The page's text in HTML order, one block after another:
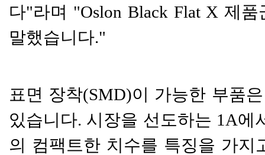
다"라며 "Oslon Black FlatX 제품
말했습니다."
표면 장착(SMD)이 가능한 부품
있습니다. 시장을 선도하는 1A에
의 컴팩트한 치수를 특징을 가지